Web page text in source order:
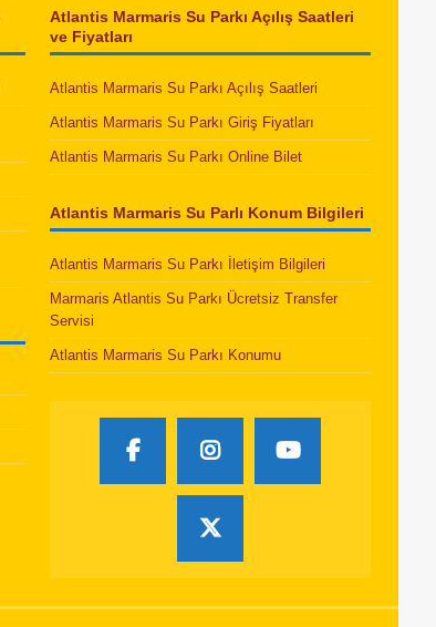
Atlantis Marmaris Su Parkı Açılış Saatleri
ve Fiyatları
Atlantis Marmaris Su Parkı Açılış Saatleri
Atlantis Marmaris Su Parkı Giriş Fiyatları
Atlantis Marmaris Su Parkı Online Bilet
Atlantis Marmaris Su Parlı Konum Bilgileri
Atlantis Marmaris Su Parkı İletişim Bilgileri
Marmaris Atlantis Su Parkı Ücretsiz Transfer
Servisi
Atlantis Marmaris Su Parkı Konumu